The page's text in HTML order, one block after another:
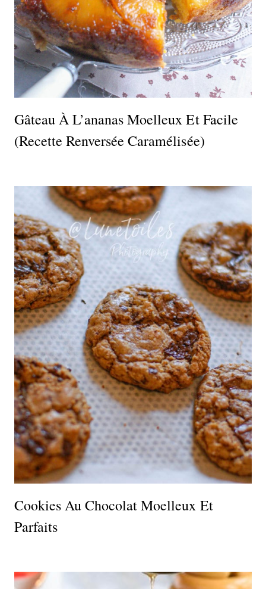
Gâteau À L’ananas Moelleux Et Facile
(recette Renversée Caramélisée)
Cookies Au Chocolat Moelleux Et
Parfaits